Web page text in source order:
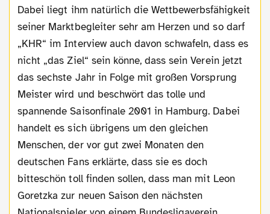
Dabei liegt ihm natürlich die Wettbewerbsfähigkeit
seiner Marktbegleiter sehr am Herzen und so darf
„KHR“ im Interview auch davon schwafeln, dass es
nicht „das Ziel“ sein könne, dass sein Verein jetzt
das sechste Jahr in Folge mit großen Vorsprung
Meister wird und beschwört das tolle und
spannende Saisonfinale 2001 in Hamburg. Dabei
handelt es sich übrigens um den gleichen
Menschen, der vor gut zwei Monaten den
deutschen Fans erklärte, dass sie es doch
bitteschön toll finden sollen, dass man mit Leon
Goretzka zur neuen Saison den nächsten